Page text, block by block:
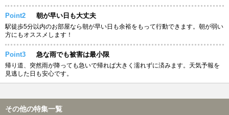
Point2 朝が早い日も大丈夫
駅徒歩5分以内のお部屋なら朝が早い日も余裕をもって行動できます。朝が弱い
方にもオススメします！
Point3 急な雨でも被害は最小限
帰り道、突然雨が降っても急いで帰れば大きく濡れずに済みます。天気予報を
見逃した日も安心です。
その他の特集一覧